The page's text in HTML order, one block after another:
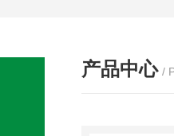
产品中心 /